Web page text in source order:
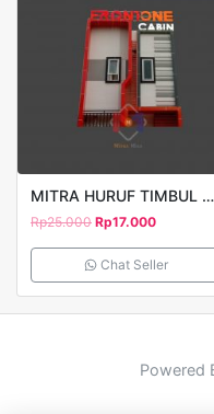
MITRA HURUF TIMBUL FRONTONE
Rp25.000 Rp17.000
Chat Seller
Powered